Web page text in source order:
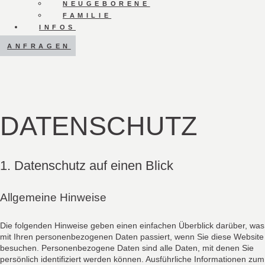
NEUGEBORENE
FAMILIE
INFOS
ANFRAGEN
DATENSCHUTZ
1. Datenschutz auf einen Blick
Allgemeine Hinweise
Die folgenden Hinweise geben einen einfachen Überblick darüber, was
mit Ihren personenbezogenen Daten passiert, wenn Sie diese Website
besuchen. Personenbezogene Daten sind alle Daten, mit denen Sie
persönlich identifiziert werden können. Ausführliche Informationen zum